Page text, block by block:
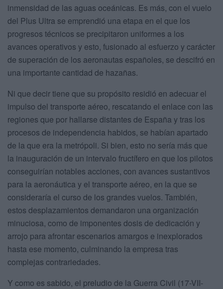
inmensidad de las aguas oceánicas. Es más, con el vuelo
del Plus Ultra se emprendió una etapa en el que los
progresos técnicos se precipitaron uniformes a los
avances operativos y esto, fusionado al esfuerzo y carácter
de superación de los aeronautas españoles, se descifró en
una importante cantidad de hazañas.
Ni que decir tiene que su propósito residió en adecuar el
impulso del transporte aéreo, rescatando el enlace con las
regiones que por hallarse distantes de España y tras los
procesos de independencia habidos, se habían apartado
de la que era la metrópoli. Si bien, esto no sería más que
la inauguración de un intervalo fructífero en que los pilotos
conseguirían notables acciones, con avances sustantivos
para la aeronáutica y el transporte aéreo, en la que se
consideraría el curso de los grandes vuelos. También,
estos desplazamientos demandaron una organización
minuciosa, como de imponentes dosis de dedicación y
arrojo para afrontar escenarios amargos e inexplorados
hasta ese momento, culminando la empresa tras
complejas contrariedades.
Y como es sabido, el preludio de la Guerra Civil (17-VII-